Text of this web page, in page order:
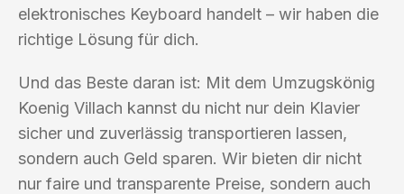
elektronisches Keyboard handelt – wir haben die
richtige Lösung für dich.
Und das Beste daran ist: Mit dem Umzugskönig
Koenig Villach kannst du nicht nur dein Klavier
sicher und zuverlässig transportieren lassen,
sondern auch Geld sparen. Wir bieten dir nicht
nur faire und transparente Preise, sondern auch